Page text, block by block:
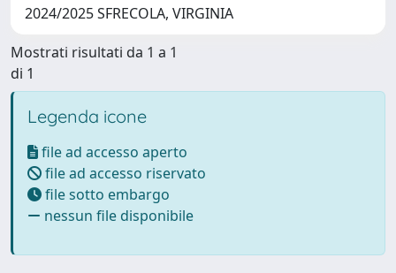
2024/2025 SFRECOLA, VIRGINIA
Mostrati risultati da 1 a 1
di 1
Legenda icone
file ad accesso aperto
file ad accesso riservato
file sotto embargo
nessun file disponibile